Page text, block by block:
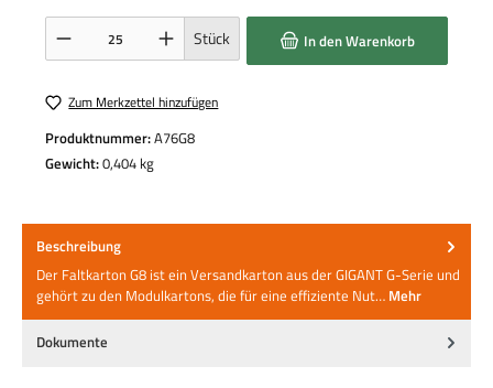
Produkt Anzahl: Gib den gewünschten Wert ein oder benutze die Schaltflächen um
Stück In den Warenkorb
Zum Merkzettel hinzufügen
Produktnummer:A76G8
Gewicht:0,404 kg
Beschreibung
Der Faltkarton G8 ist ein Versandkarton aus der GIGANT G-Serie und
gehört zu den Modulkartons, die für eine effiziente Nut… Mehr
Dokumente